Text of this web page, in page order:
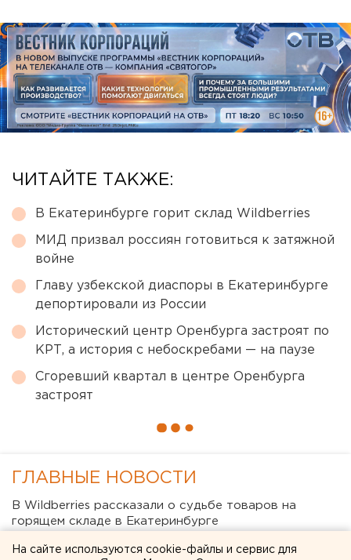
ЧИТАЙТЕ ТАКЖЕ:
В Екатеринбурге горит склад Wildberries
МИД призвал россиян готовиться к затяжной
войне
Главу узбекской диаспоры в Екатеринбурге
депортировали из России
Исторический центр Оренбурга застроят по
КРТ, а история с небоскребами — на паузе
Сгоревший квартал в центре Оренбурга
застроят
ГЛАВНЫЕ НОВОСТИ
В Wildberries рассказали о судьбе товаров на
горящем складе в Екатеринбурге
Китайские перевозчики потеснили российские
На сайте используются cookie-файлы и сервис для